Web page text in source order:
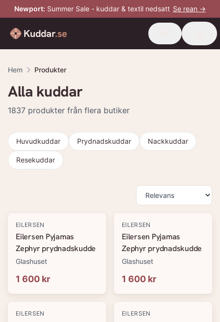
Newport: Summer Sale - kuddar & textil nedsatt Se rean →
Kuddar.se
Hem Produkter
Alla kuddar
1837 produkter från flera butiker
Huvudkuddar Prydnadskuddar Nackkuddar
Resekuddar
EILERSEN
Eilersen Pyjamas
Zephyr prydnadskudde
Glashuset
1 600 kr
EILERSEN
Eilersen Pyjamas
Zephyr prydnadskudde
Glashuset
1 600 kr
EILERSEN EILERSEN